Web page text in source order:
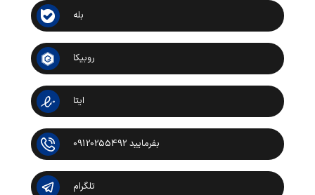
بله
روبیکا
ایتا
بفرمایید 09120255492
تلگرام